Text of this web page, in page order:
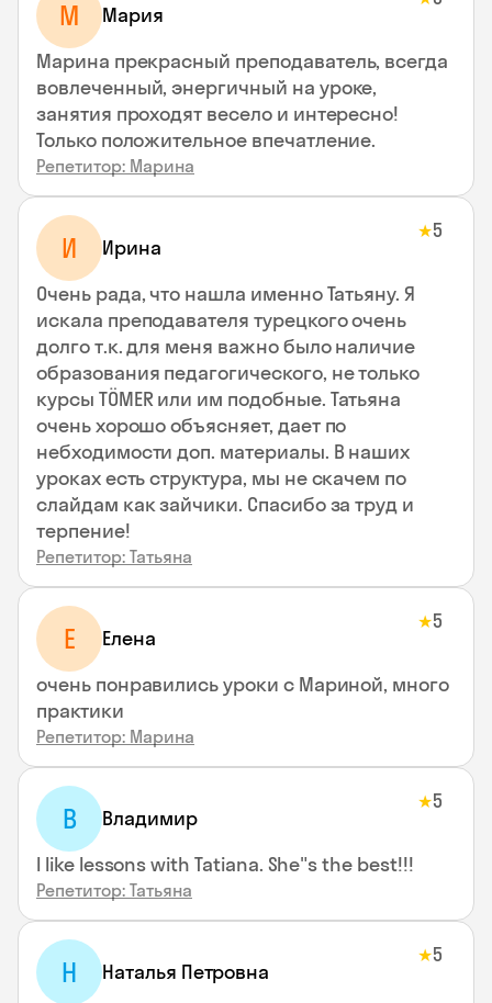
М Мария
Марина прекрасный преподаватель, всегда
вовлеченный, энергичный на уроке,
занятия проходят весело и интересно!
Только положительное впечатление.
Репетитор: Марина
И Ирина
★5
Очень рада, что нашла именно Татьяну. Я
искала преподавателя турецкого очень
долго т.к. для меня важно было наличие
образования педагогического, не только
курсы TÖMER или им подобные. Татьяна
очень хорошо объясняет, дает по
небходимости доп. материалы. В наших
уроках есть структура, мы не скачем по
слайдам как зайчики. Спасибо за труд и
терпение!
Репетитор: Татьяна
Е Елена
★5
очень понравились уроки с Мариной, много
практики
Репетитор: Марина
В Владимир
★5
I like lessons with Tatiana. She"s the best!!!
Репетитор: Татьяна
Н Наталья Петровна
★5